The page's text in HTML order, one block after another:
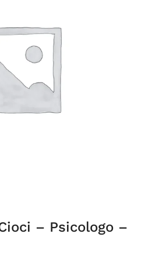
– Psicologo –